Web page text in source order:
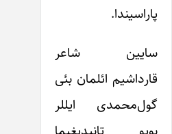
پاراسیندا.
سایین شاعر
قارداشیم ائلمان بئی
گول‌محمدی ایللر